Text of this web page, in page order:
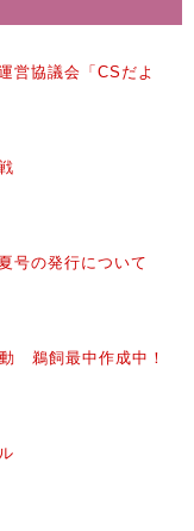
営協議会「CSだよ
号の発行について
鵜飼最中作成中！